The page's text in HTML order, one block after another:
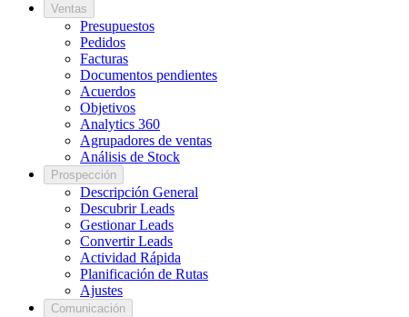
Ventas
Presupuestos
Pedidos
Facturas
Documentos pendientes
Acuerdos
Objetivos
Analytics 360
Agrupadores de ventas
Análisis de Stock
Prospección
Descripción General
Descubrir Leads
Gestionar Leads
Convertir Leads
Actividad Rápida
Planificación de Rutas
Ajustes
Comunicación